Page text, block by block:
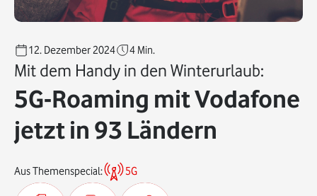
12. Dezember 2024 4 Min.
Mit dem Handy in den Winterurlaub:
5G-Roaming mit Vodafone
jetzt in 93 Ländern
Aus Themenspecial: 5G